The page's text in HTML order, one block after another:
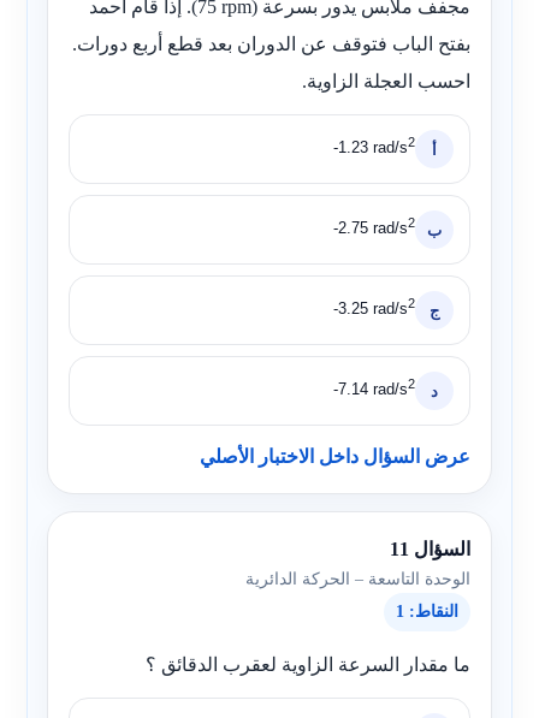
مجفف ملابس يدور بسرعة (75 rpm). إذا قام أحمد
بفتح الباب فتوقف عن الدوران بعد قطع أربع دورات.
احسب العجلة الزاوية.
-1.23 rad/s2
ب -2.75 rad/s2
ج -3.25 rad/s2
د -7.14 rad/s2
عرض السؤال داخل الاختبار الأصلي
السؤال 11
الوحدة التاسعة – الحركة الدائرية
النقاط: 1
ما مقدار السرعة الزاوية لعقرب الدقائق ؟